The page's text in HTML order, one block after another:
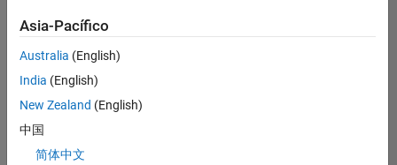
todos
empleos.
Si aun
así no
ninguna
vacante
Asia-Pacífico
Australia (English)
India (English)
New Zealand (English)
中国
简体中文